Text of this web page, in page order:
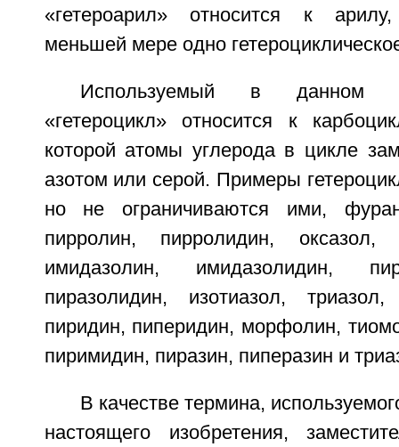
«гетероарил» относится к
меньшей мере одно
Используемый в данном
«гетероцикл» относится к
которой атомы углерода в цикле
азотом или серой. Примеры
но не ограничиваются ими,
пирролин, пирролидин, оксазол,
имидазолин, имидазолидин,
пиразолидин, изотиазол,
пиридин, пиперидин, морфолин,
пиримидин, пиразин, пиперазин и
В качестве термина,
настоящего изобретения,